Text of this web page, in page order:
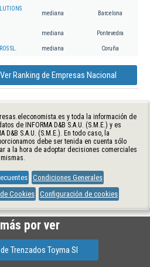
mediana Barcelona
mediana Pontevedra
SL. mediana Coruña
Ver Ranking de Empresas Nacional
y toda la información de
de INFORMA D&B S.A.U. (S.M.E.) y es
D&B S.A.U. (S.M.E.). En todo caso, la
debe ser tenida en cuenta sólo
a la hora de adoptar decisiones comerciales
Condiciones Generales
Cookies Configuración de cookies
por ver
Trenzados Toyma Sl